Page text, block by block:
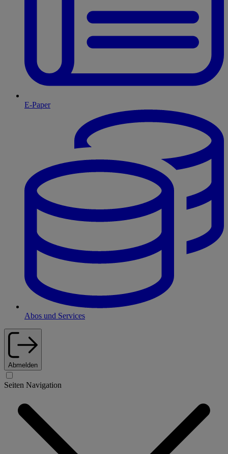
E-Paper
Abos und Services
Abmelden
Seiten Navigation